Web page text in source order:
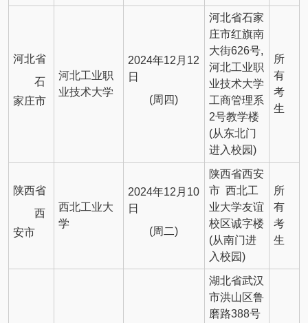
河北省
石
家庄市
河北工业职
业技术大学
2024年12月12
日
(周四)
河北省石家
庄市红旗南
大街626号,
河北工业职
业技术大学
工商管理系
2号教学楼
(从东北门
进入校园)
所
有
考
生
陕西省
西
安市
西北工业大
学
2024年12月10
日
(周二)
陕西省西安
市 西北工
业大学友谊
校区诚字楼
(从南门进
入校园)
所
有
考
生
湖北省武汉
市洪山区鲁
磨路388号